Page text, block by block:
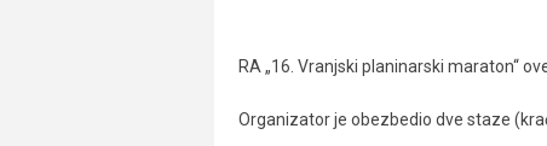
RA „16. Vranjski planinarski maraton“
Organizator je obezbedio dve staze